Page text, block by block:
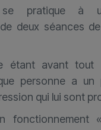
pratique à
deux séances
étant avant tout
personne a
qui lui sont
fonctionnement